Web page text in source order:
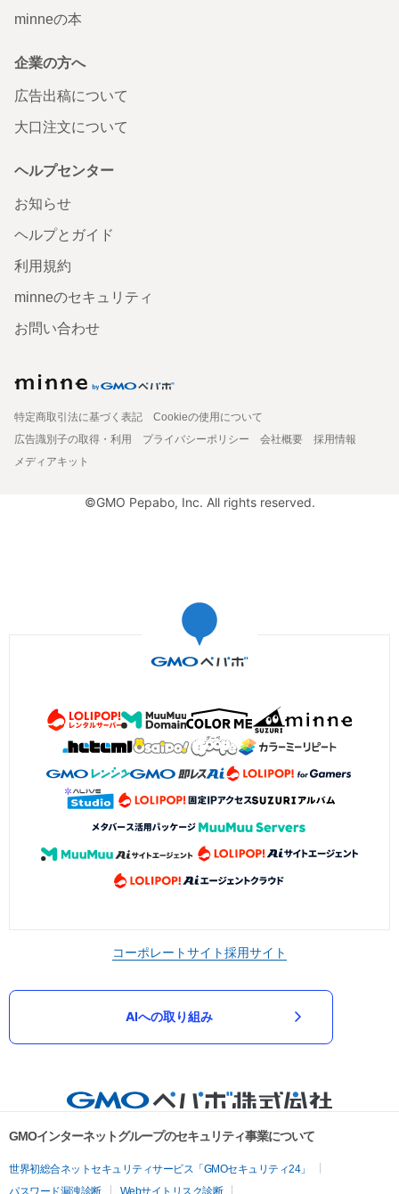
minneの本
企業の方へ
広告出稿について
大口注文について
ヘルプセンター
お知らせ
ヘルプとガイド
利用規約
minneのセキュリティ
お問い合わせ
特定商取引法に基づく表記
Cookieの使用について
広告識別子の取得・利用
プライバシーポリシー 会社概要
採用情報
メディアキット
©GMO Pepabo, Inc. All rights reserved.
コーポレートサイト採用サイト
AIへの取り組み
GMOインターネットグループのセキュリティ事業について
世界初総合ネットセキュリティサービス「GMOセキュリティ24」
パスワード漏洩診断
Webサイトリスク診断